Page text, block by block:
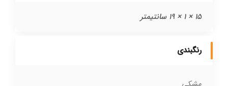
15 × 1 × 19 سانتیمتر
رنگبندی